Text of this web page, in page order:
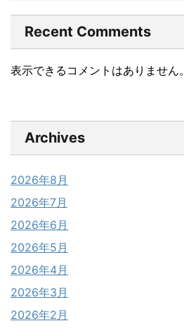
Recent Comments
表示できるコメントはありません。
Archives
2026年8月
2026年7月
2026年6月
2026年5月
2026年4月
2026年3月
2026年2月